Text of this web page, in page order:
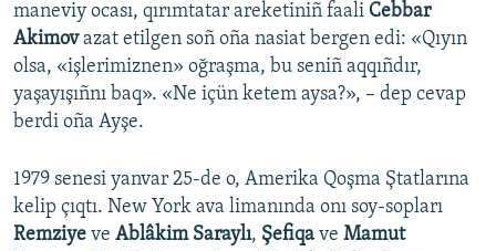
maneviy ocası, qırımtatar areketiniñ faali Cebbar
Akimovazat etilgen soñ oña nasiat bergen edi: «Qıyın
olsa, «işlerimiznen» oğraşma, bu seniñ aqqıñdır,
yaşayışıñnı baq». «Ne içün ketem aysa?», – dep cevap
berdi oña Ayşe.
1979 senesi yanvar 25-de o, Amerika Qoşma Ştatlarına
kelip çıqtı. New York ava limanında onı soy-sopları
Remziye ve Ablâkim Saraylı, Şefiqa ve Mamut